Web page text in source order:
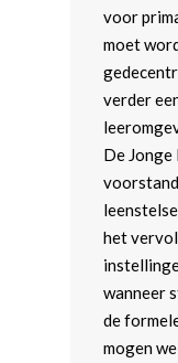
voor
moet
verder
De
het
wanneer
de
mogen